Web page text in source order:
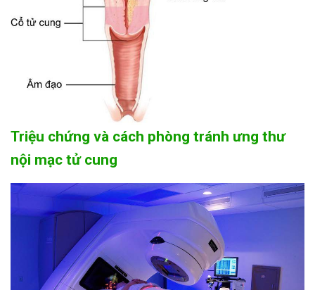
Triệu chứng và cách phòng tránh ưng thư
nội mạc tử cung